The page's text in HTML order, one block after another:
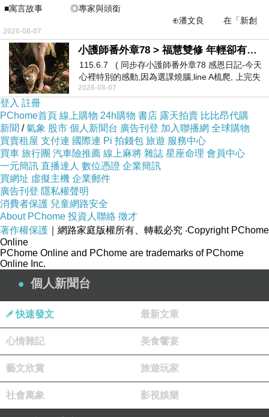
thgf
2014-04-14 09:54:41
<a
href='http://www.shoppingsunday.pw/138.html
'>visvim fbt seminole jp</a>
<a href='http://www.shoppingsunday.pw/139.html
'>ugg australia hk</a>
■寓言故事 ◎專家與頭銜
⊕潘文良 在「新創
之谷」裡——
2026-08-07
小護師番外章78 > 福慧雙修 年輕卻有個老靈魂 ㄑ金剛經〉podcast
115.6.7 ( 同步存小護師番外章78 感恩日記-今天
心裡特別的感動,因為選課燒腦,line A梳爬, 上完失
智課的她,特來傾
2026-08-07
登入 註冊
PChome首頁 線上購物 24h購物 書店 露天拍賣 比比昂代購
新聞 /氣象 股市 個人新聞台 廣告刊登 加入聯播網 全球購物
買賣租屋 支付連 國際連 Pi 拍錢包 旅遊 服務中心
買車 旅行團 汽車險推薦 線上麻將 雜誌 星座命理 會員中心
一元簡訊 直播達人 數位憑證 企業簡訊
買網址 虛擬主機 企業郵件
廣告刊登 隱私權聲明
消費者保護 兒童網路安全
About PChome 投資人聯絡 徵才
著作權保護 ｜網路家庭版權所有、轉載必究 ‧Copyright PChome
Online
PChome Online and PChome are trademarks of PChome
Online Inc.
個人新聞台
快速發文 最新文章
心情雜記 美食饗宴
藝文欣賞 旅遊玩家
社會萬象 影視娛樂